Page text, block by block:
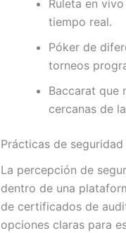
Ruleta en
tiempo real.
Póker de
torneos
Baccarat que
cercanas de
Prácticas de
La percepción de
dentro de una
de certificados de
opciones claras para